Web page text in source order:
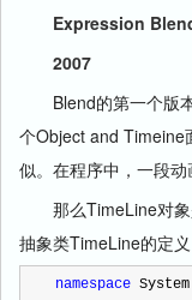
Expression
2007
Blend的第一个版本
个Object and Timeine
似。在程序中，一段动
那么TimeLine对象
抽象类TimeLine的定义
namespace